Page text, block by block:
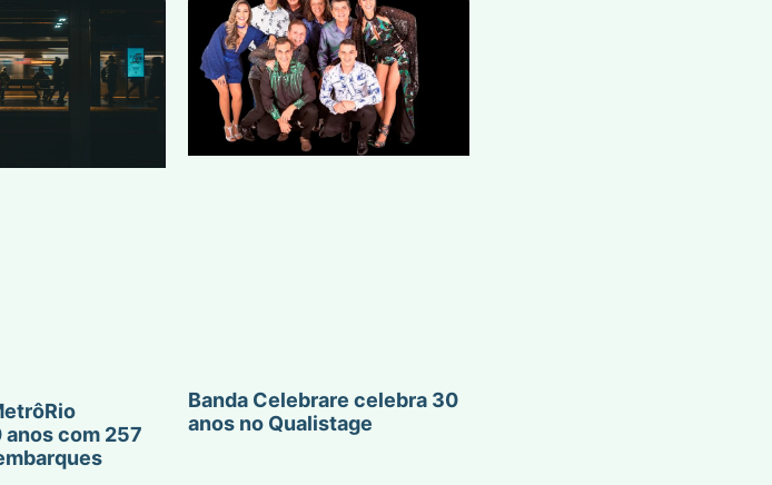
com 257
Banda Celebrare celebra 30
anos no Qualistage